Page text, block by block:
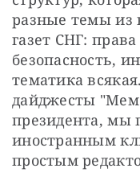
разные темы из
газет СНГ:
безопасность,
тематика
дайджесты
президента, мы
иностранным
простым